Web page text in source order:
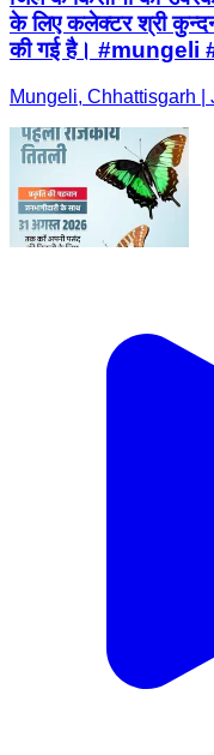
के लिए कलेक्टर श्री कुन्दन
की गई है। #mungeli
Mungeli, Chhattisgarh |